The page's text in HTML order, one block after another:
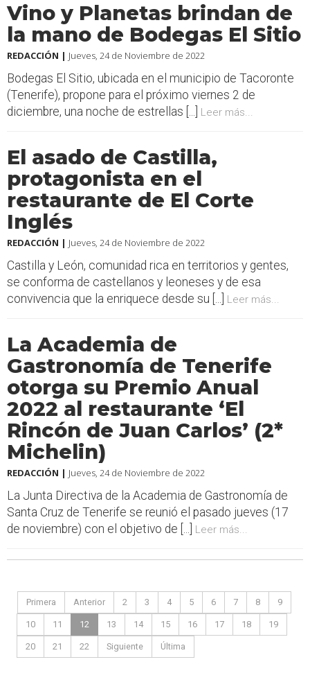
Vino y Planetas brindan de
la mano de Bodegas El Sitio
REDACCIÓN | Jueves, 24 de Noviembre de 2022
Bodegas El Sitio, ubicada en el municipio de Tacoronte
(Tenerife), propone para el próximo viernes 2 de
diciembre, una noche de estrellas [...]
Leer más...
El asado de Castilla,
protagonista en el
restaurante de El Corte
Inglés
REDACCIÓN | Jueves, 24 de Noviembre de 2022
Castilla y León, comunidad rica en territorios y gentes,
se conforma de castellanos y leoneses y de esa
convivencia que la enriquece desde su [...]
Leer más...
La Academia de
Gastronomía de Tenerife
otorga su Premio Anual
2022 al restaurante ‘El
Rincón de Juan Carlos’ (2*
Michelin)
REDACCIÓN | Jueves, 24 de Noviembre de 2022
La Junta Directiva de la Academia de Gastronomía de
Santa Cruz de Tenerife se reunió el pasado jueves (17
de noviembre) con el objetivo de [...]
Leer más...
Primera Anterior 2 3 4 5 6 7 8 9
10 11 12 13 14 15 16 17 18 19
20 21 22 Siguiente Última